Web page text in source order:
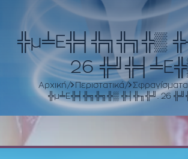
╬μ╧Ε╬╡╬╗╬╗╬▒
26
Αρχική Περιστατικά
Σφραγίσματα
╬μ╧Ε╬╡╬╗╬╗╬▒ ╬┤╬╖╬╝. 26